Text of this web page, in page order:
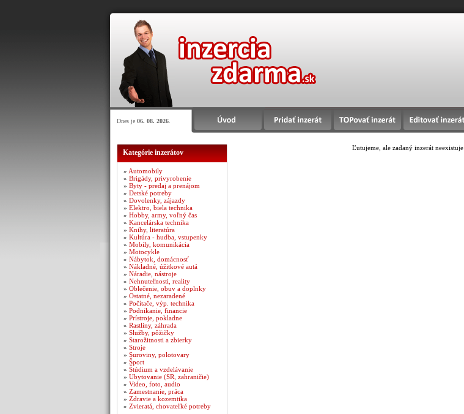
Dnes je 06. 08. 2026
Kategórie inzerátov
» Automobily
» Brigády, privyrobenie
» Byty - predaj a prenájom
» Detské potreby
» Dovolenky, zájazdy
» Elektro, biela technika
» Hobby, army, voľný čas
» Kancelárska technika
» Knihy, literatúra
» Kultúra - hudba, vstupenky
» Mobily, komunikácia
» Motocykle
» Nábytok, domácnosť
» Nákladné, úžitkové autá
» Náradie, nástroje
» Nehnuteľnosti, reality
» Oblečenie, obuv a doplnky
» Ostatné, nezaradené
» Počítače, výp. technika
» Podnikanie, financie
» Prístroje, pokladne
» Rastliny, záhrada
» Služby, pôžičky
» Starožitnosti a zbierky
» Stroje
» Suroviny, polotovary
» Šport
» Štúdium a vzdelávanie
» Ubytovanie (SR, zahraničie)
» Video, foto, audio
» Zamestnanie, práca
» Zdravie a kozemtika
» Zvieratá, chovateľké potreby
Ľutujeme, ale zadaný inzerát neexistuje